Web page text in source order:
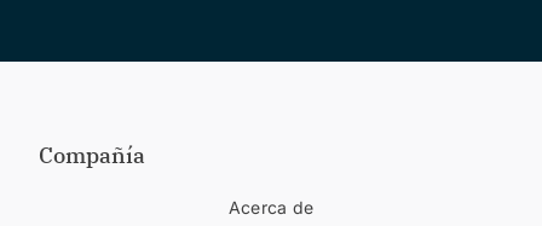
Compañía
Acerca de